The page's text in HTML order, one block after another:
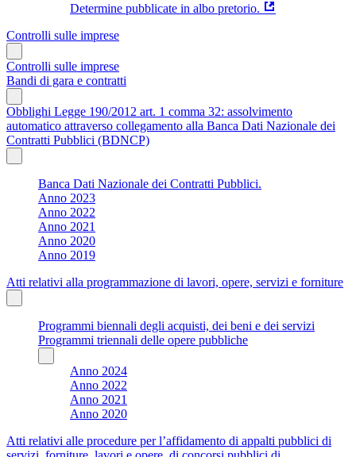
Determine pubblicate in albo pretorio.
Controlli sulle imprese
Controlli sulle imprese
Bandi di gara e contratti
Obblighi Legge 190/2012 art. 1 comma 32: assolvimento
automatico attraverso collegamento alla Banca Dati Nazionale dei
Contratti Pubblici (BDNCP)
Banca Dati Nazionale dei Contratti Pubblici.
Anno 2023
Anno 2022
Anno 2021
Anno 2020
Anno 2019
Atti relativi alla programmazione di lavori, opere, servizi e forniture
Programmi biennali degli acquisti, dei beni e dei servizi
Programmi triennali delle opere pubbliche
Anno 2024
Anno 2022
Anno 2021
Anno 2020
Atti relativi alle procedure per l’affidamento di appalti pubblici di